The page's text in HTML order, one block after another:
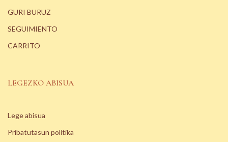
GURI BURUZ
SEGUIMIENTO
CARRITO
LEGEZKO ABISUA
Lege abisua
Pribatutasun politika